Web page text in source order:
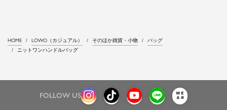
HOME LOWO（カジュアル） そのほか雑貨・小物
バッグ
ニットワンハンドルバッグ
FOLLOW US